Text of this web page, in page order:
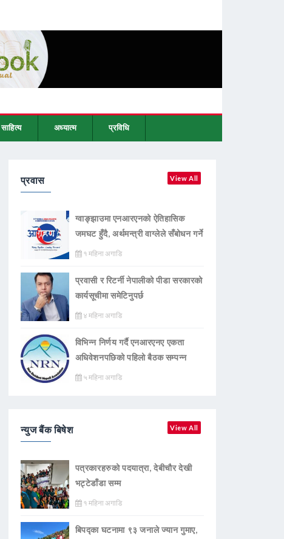
साहित्य अध्यात्म प्रविधि
प्रवास View All
ग्वाङ्झाउमा एनआरएनको ऐतिहासिक
जमघट हुँदै, अर्थमन्त्री वाग्लेले सँबोधन गर्ने
१ महिना अगाडि
प्रवासी र रिटर्नी नेपालीको पीडा सरकारको
कार्यसूचीमा समेटिनुपर्छ
४ महिना अगाडि
विभिन्न निर्णय गर्दै एनआरएनए एकता
अधिवेशनपछिको पहिलो बैठक सम्पन्न
५ महिना अगाडि
न्युज बैंक बिषेश View All
पत्रकारहरुको पदयात्रा, देबीचौर देखी
भट्टेडाँडा सम्म
१ महिना अगाडि
बिपद्का घटनामा ९३ जनाले ज्यान गुमाए,